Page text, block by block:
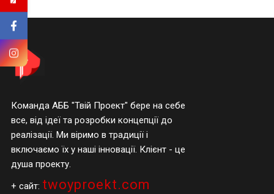
Команда АББ "Твій Проект" бере на себе
все, від ідеї та розробки концепції до
реалізації. Ми віримо в традиції і
включаємо їх у наші інновації. Клієнт - це
душа проекту.
+ сайт: twoyproekt.com